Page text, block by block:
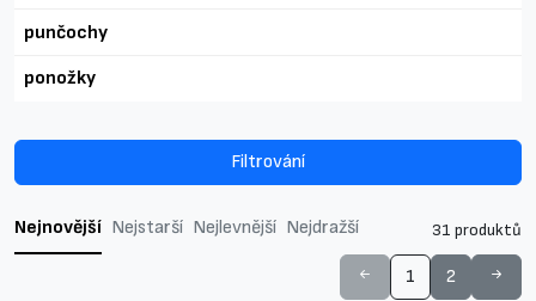
punčochy
ponožky
Filtrování
Nejnovější Nejstarší Nejlevnější Nejdražší 31 produktů
1 2